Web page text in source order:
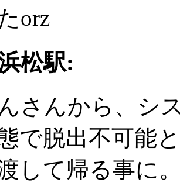
orz
松駅:
さんから、シ
で脱出不可能
して帰る事に